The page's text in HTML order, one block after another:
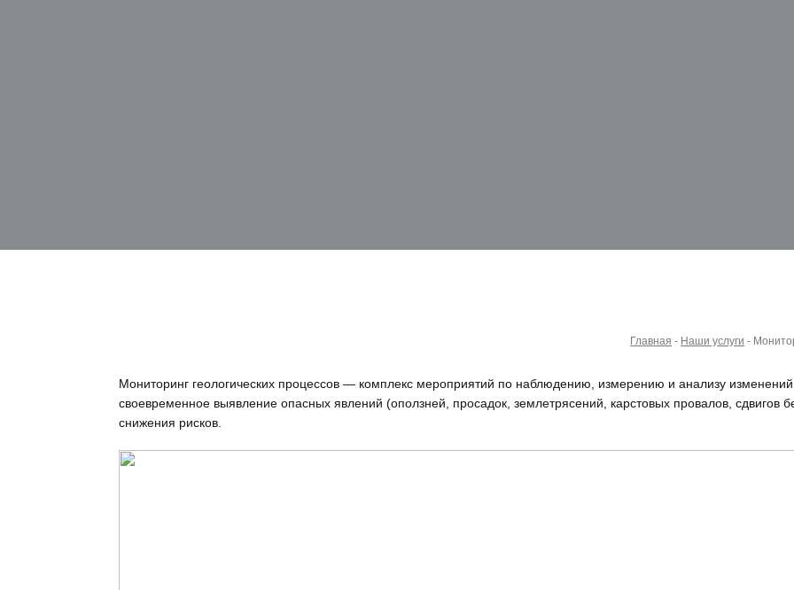
Главная - Наши услуги -
Мониторинг геологических процессов — комплекс мероприятий по наблюдению, измерению и анализу
своевременное выявление опасных явлений (оползней, просадок, землетрясений, карстовых провалов, сдвигов
снижения рисков.